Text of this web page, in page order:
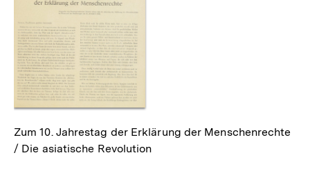
Zum 10. Jahrestag der Erklärung der Menschenrechte
/ Die asiatische Revolution